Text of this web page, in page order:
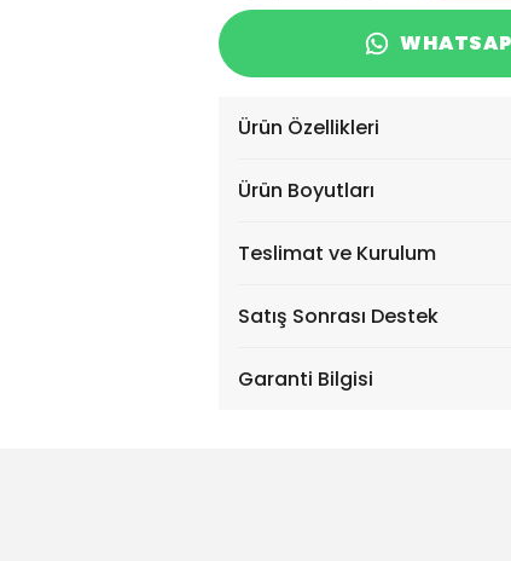
Ürün Özellikleri
Ürün Boyutları
Teslimat ve Kurulum
Satış Sonrası Destek
Garanti Bilgisi